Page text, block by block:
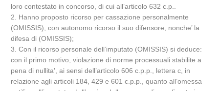
loro contestato in concorso, di cui all’articolo 632 c.p..
2. Hanno proposto ricorso per cassazione personalmente
(OMISSIS), con autonomo ricorso il suo difensore, nonche’ la
difesa di (OMISSIS);
3. Con il ricorso personale dell’imputato (OMISSIS) si deduce:
con il primo motivo, violazione di norme processuali stabilite a
pena di nullita’, ai sensi dell’articolo 606 c.p.p., lettera c, in
relazione agli articoli 184, 429 e 601 c.p.p., quanto all’omessa